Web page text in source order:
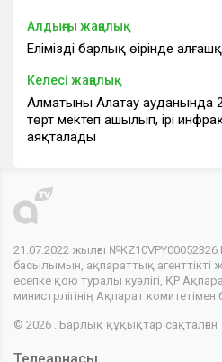
Алдыңғы жаңалық
Еліміздің барлық өңірінде
Келесі жаңалық
Алматының Алатау ауданында
төрт мектеп ашылып, ірі
аяқталады
21.07.2022 жылғы №KZ10VPY00052326
басылымын, ақпараттық агенттікті
есепке қою туралы куәлігі, ҚР
министрлігінің Ақпарат комитетімен
© 2026 . Барлық құқықтар сақталған